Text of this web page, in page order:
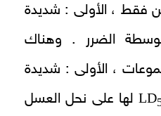
فقط ، الأولى : شديدة
الضرر . وهناك
، الأولى : شديدة
LD لها على نحل العسل